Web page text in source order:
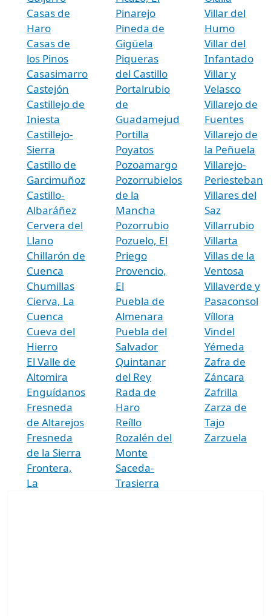
Casas de
Haro
Casas de
los Pinos
Casasimarro
Castejón
Castillejo de
Iniesta
Castillejo-
Sierra
Castillo de
Garcimuñoz
Castillo-
Albaráñez
Cervera del
Llano
Chillarón de
Cuenca
Chumillas
Cierva, La
Cuenca
Cueva del
Hierro
El Valle de
Altomira
Enguídanos
Fresneda
de Altarejos
Fresneda
de la Sierra
Frontera,
La
Pinarejo
Pineda de
Gigüela
Piqueras
del Castillo
Portalrubio
de
Guadamejud
Portilla
Poyatos
Pozoamargo
Pozorrubielos
de la
Mancha
Pozorrubio
Pozuelo, El
Priego
Provencio,
El
Puebla de
Almenara
Puebla del
Salvador
Quintanar
del Rey
Rada de
Haro
Reíllo
Rozalén del
Monte
Saceda-
Trasierra
Villar del
Humo
Villar del
Infantado
Villar y
Velasco
Villarejo de
Fuentes
Villarejo de
la Peñuela
Villarejo-
Periesteban
Villares del
Saz
Villarrubio
Villarta
Villas de la
Ventosa
Villaverde y
Pasaconsol
Víllora
Vindel
Yémeda
Zafra de
Záncara
Zafrilla
Zarza de
Tajo
Zarzuela